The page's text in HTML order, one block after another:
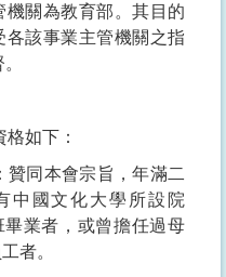
機關為教育部。其目的
各該事業主管機關之指
如下：
贊同本會宗旨，年滿二
中國文化大學所設院
畢業者，或曾擔任過母
者。